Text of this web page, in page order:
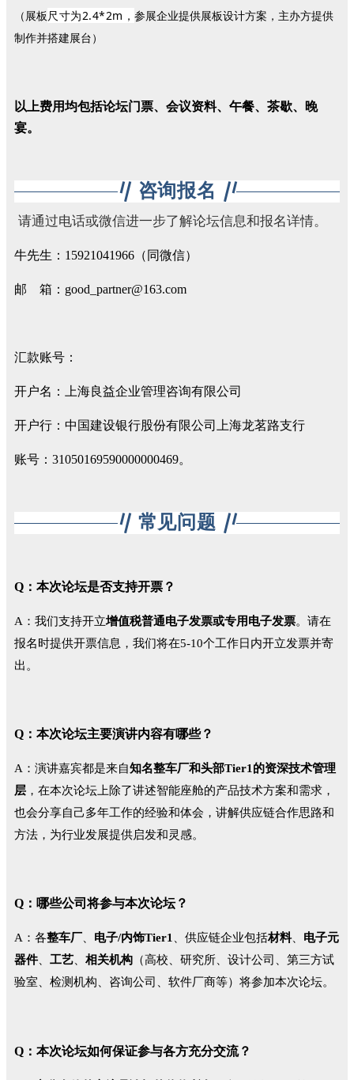
（展板 尺寸为2.4*2m，参展企业提供展板设计方案，主办方提供
制作并搭建展台）
以上费用均包括论坛门票、会议资料、午餐、茶歇、晚
宴。
咨询报名
请通过电话或微信进一步了解论坛信息和报名详情。
牛先生：15921041966（同微信）
邮 箱：good_partner@163.com
汇款账号：
开户名：上海良益企业管理咨询有限公司
开户行：中国建设银行股份有限公司上海龙茗路支行
账号：31050169590000000469。
常见问题
Q：本次论坛是否支持开票？
A：我们支持开立增值税普通电子发票或专用电子发票。请在
报名时提供开票信息，我们将在5-10个工作日内开立发票并寄
出。
Q：本次论坛主要演讲内容有哪些？
A：演讲嘉宾都是来自知名整车厂和头部Tier1的资深技术管理
层 ，在本次论坛上除了讲述智能座舱的产品技术方案和需求，
也会分享自己多年工作的经验和体会，讲解供应链合作思路和
方法，为行业发展提供启发和灵感。
Q：哪些公司将参与本次论坛？
A：各整车厂 电子/内饰Tier1 、供应链企业包括材料、 电子元
器件、 工艺 相关机构 （高校、研究所、设计公司、第三方试
验室、检测机构、咨询公司、软件厂商等）将参加本次论坛。
Q：本次论坛如何保证参与各方充分交流？